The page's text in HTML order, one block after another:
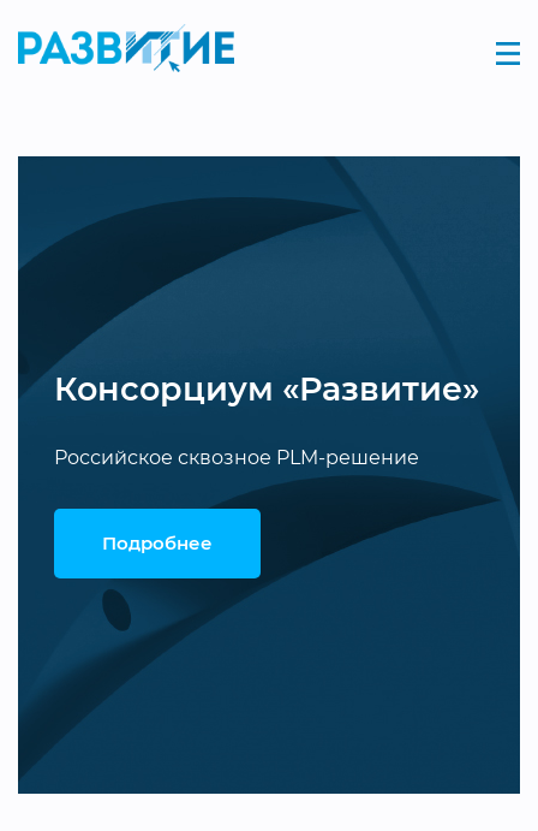
Консорциум «Развитие»
Российское сквозное PLM-решение
Подробнее